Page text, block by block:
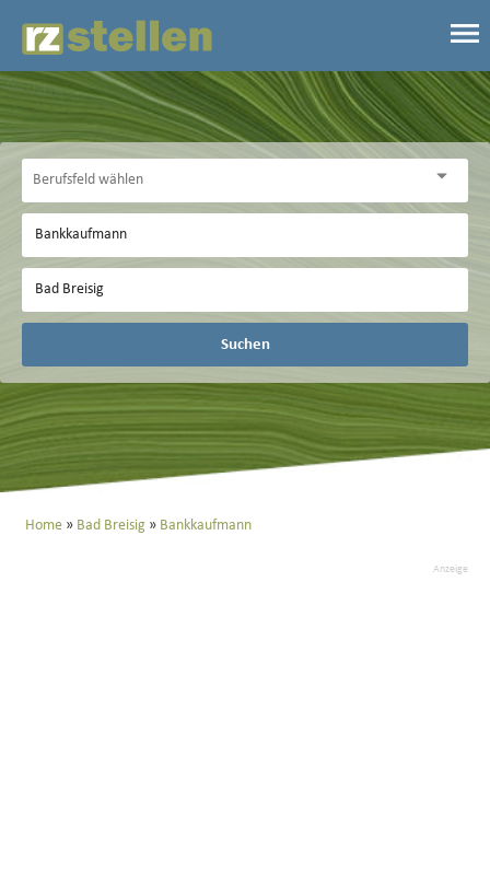
Suchen
Home Bad Breisig Bankkaufmann
Anzeige